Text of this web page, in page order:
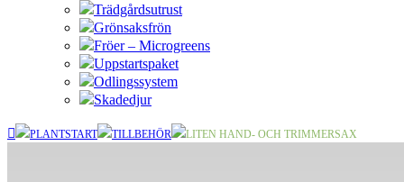
Trädgårdsutrust
Grönsaksfrön
Fröer – Microgreens
Uppstartspaket
Odlingssystem
Skadedjur
PLANTSTART TILLBEHÖR LITEN HAND- OCH TRIMMERSAX